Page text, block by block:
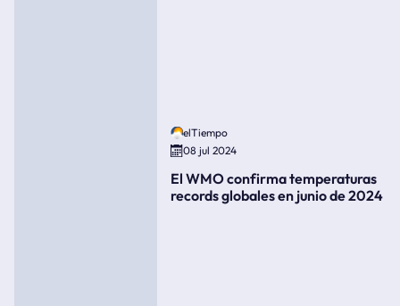
elTiempo
08 jul 2024
El WMO confirma temperaturas
records globales en junio de 2024